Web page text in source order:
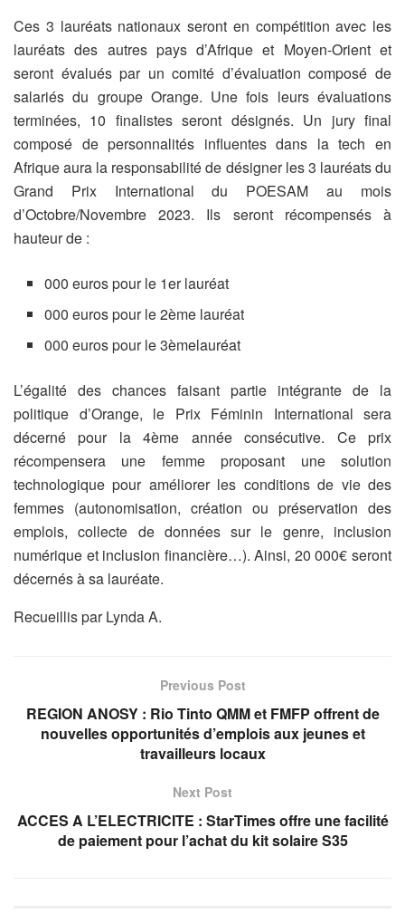
Ces 3 lauréats nationaux seront en compétition avec les
lauréats des autres pays d’Afrique et Moyen-Orient et
seront évalués par un comité d’évaluation composé de
salariés du groupe Orange. Une fois leurs évaluations
terminées, 10 finalistes seront désignés. Un jury final
composé de personnalités influentes dans la tech en
Afrique aura la responsabilité de désigner les 3 lauréats du
Grand Prix International du POESAM au mois
d’Octobre/Novembre 2023. Ils seront récompensés à
hauteur de :
000 euros pour le 1er lauréat
000 euros pour le 2ème lauréat
000 euros pour le 3èmelauréat
L’égalité des chances faisant partie intégrante de la
politique d’Orange, le Prix Féminin International sera
décerné pour la 4ème année consécutive. Ce prix
récompensera une femme proposant une solution
technologique pour améliorer les conditions de vie des
femmes (autonomisation, création ou préservation des
emplois, collecte de données sur le genre, inclusion
numérique et inclusion financière…). Ainsi, 20 000€ seront
décernés à sa lauréate.
Recueillis par Lynda A.
Previous Post
REGION ANOSY : Rio Tinto QMM et FMFP offrent de
nouvelles opportunités d’emplois aux jeunes et
travailleurs locaux
Next Post
ACCES A L’ELECTRICITE : StarTimes offre une facilité
de paiement pour l’achat du kit solaire S35